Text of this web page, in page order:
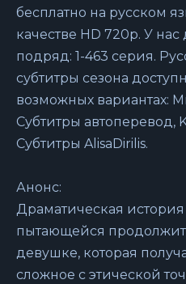
бесплатно на русском
качестве HD 720p. У
подряд: 1-463 серия.
субтитры сезона
возможных вариантах:
Субтитры автоперевод,
Субтитры AlisaDirilis.
Анонс:
Драматическая
пытающейся
девушке, которая
сложное с этической